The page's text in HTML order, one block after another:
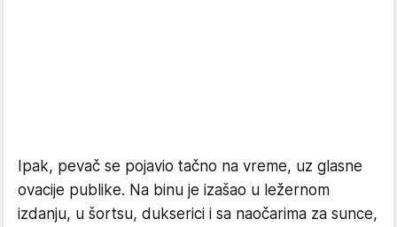
Ipak, pevač se pojavio tačno na vreme, uz glasne
ovacije publike. Na binu je izašao u ležernom
izdanju, u šortsu, dukserici i sa naočarima za sunce,